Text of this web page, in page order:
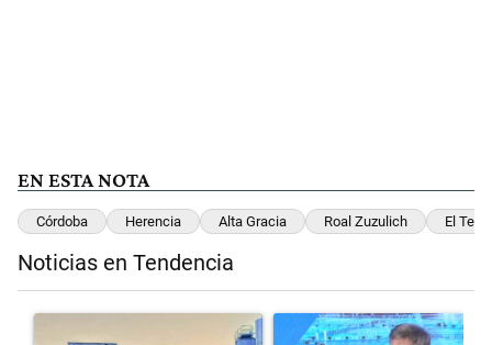
EN ESTA NOTA
Córdoba Herencia Alta Gracia Roal Zuzulich El
Noticias en Tendencia
Un artículo de tendencia con el título "Récord histórico de
Un artículo de tendencia con el